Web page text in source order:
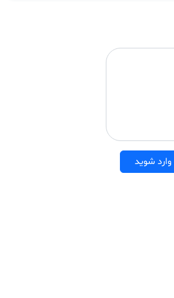
وارد شوید